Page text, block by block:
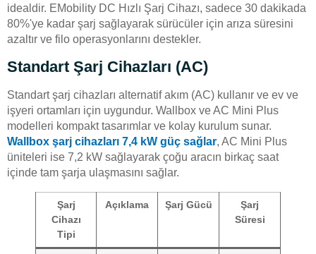
idealdir. EMobility DC Hızlı Şarj Cihazı, sadece 30 dakikada
80%'ye kadar şarj sağlayarak sürücüler için arıza süresini
azaltır ve filo operasyonlarını destekler.
Standart Şarj Cihazları (AC)
Standart şarj cihazları alternatif akım (AC) kullanır ve ev ve
işyeri ortamları için uygundur. Wallbox ve AC Mini Plus
modelleri kompakt tasarımlar ve kolay kurulum sunar.
Wallbox şarj cihazları 7,4 kW güç sağlar, AC Mini Plus
üniteleri ise 7,2 kW sağlayarak çoğu aracın birkaç saat
içinde tam şarja ulaşmasını sağlar.
Şarj
Cihazı
Tipi
Açıklama Şarj Gücü
Şarj
Süresi